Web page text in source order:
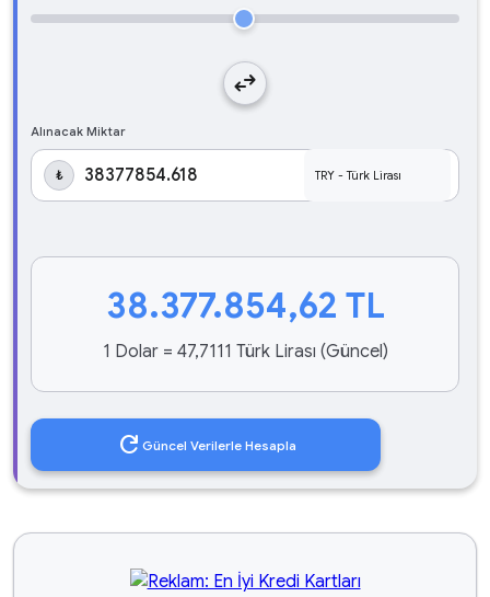
swap_horiz
Alınacak Miktar
₺
38.377.854,62 TL
1 Dolar = 47,7111 Türk Lirası (Güncel)
refresh Güncel Verilerle Hesapla